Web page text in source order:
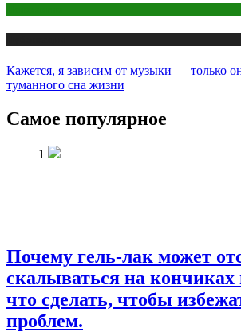
Кажется, я зависим от музыки — только
туманного сна жизни
Самое популярное
1
Почему гель-лак может
скалываться на кончиках
что сделать, чтобы
проблем.